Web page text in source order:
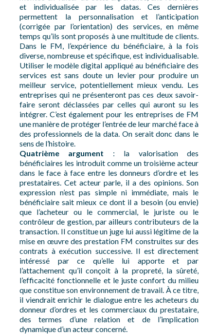
et individualisée par les datas. Ces dernières
permettent la personnalisation et l’anticipation
(corrigée par l’orientation) des services, en même
temps qu’ils sont proposés à une multitude de clients.
Dans le FM, l’expérience du bénéficiaire, à la fois
diverse, nombreuse et spécifique, est individualisable.
Utiliser le modèle digital appliqué au bénéficiaire des
services est sans doute un levier pour produire un
meilleur service, potentiellement mieux vendu. Les
entreprises qui ne présenteront pas ces deux savoir-
faire seront déclassées par celles qui auront su les
intégrer. C’est également pour les entreprises de FM
une manière de protéger l’entrée de leur marché face à
des professionnels de la data. On serait donc dans le
sens de l’histoire.
Quatrième argument : la valorisation des
bénéficiaires les introduit comme un troisième acteur
dans le face à face entre les donneurs d’ordre et les
prestataires. Cet acteur parle, il a des opinions. Son
expression n’est pas simple ni immédiate, mais le
bénéficiaire sait mieux ce dont il a besoin (ou envie)
que l’acheteur ou le commercial, le juriste ou le
contrôleur de gestion, par ailleurs contributeurs de la
transaction. Il constitue un juge lui aussi légitime de la
mise en œuvre des prestation FM construites sur des
contrats à exécution successive. Il est directement
intéressé par ce qu’elle lui apporte et par
l’attachement qu’il conçoit à la propreté, la sûreté,
l’efficacité fonctionnelle et le juste confort du milieu
que constitue son environnement de travail. À ce titre,
il viendrait enrichir le dialogue entre les acheteurs du
donneur d’ordres et les commerciaux du prestataire,
des termes d’une relation et de l’implication
dynamique d’un acteur concerné.